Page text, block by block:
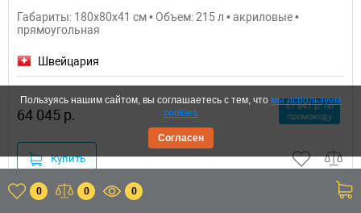
Габариты: 180x80x41 см • Объем: 215 л • акриловые •
прямоугольная
Швейцария
64 045 р.
57 641 р. по
промокоду
Купить
0 0 0
Пользуясь нашим сайтом, вы соглашаетесь с тем, что мы используем
cookies
Согласен